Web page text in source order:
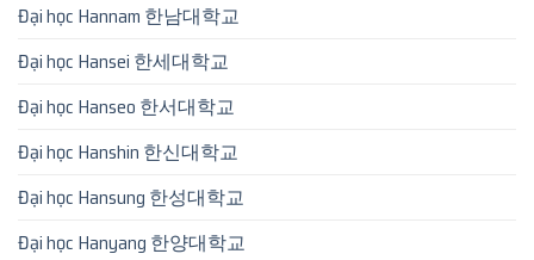
Đại học Hannam 한남대학교
Đại học Hansei 한세대학교
Đại học Hanseo 한서대학교
Đại học Hanshin 한신대학교
Đại học Hansung 한성대학교
Đại học Hanyang 한양대학교